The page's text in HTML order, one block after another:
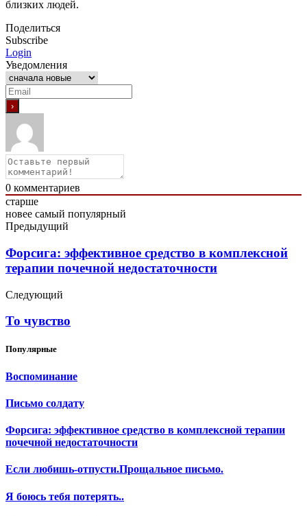
близких людей.
Поделиться
Subscribe
Login
Уведомления
0 комментариев
старше
новее самый популярный
Предыдущий
Форсига: эффективное средство в комплексной
терапии почечной недостаточности
Следующий
То чувство
Популярные
Воспоминание
Письмо солдату
Форсига: эффективное средство в комплексной терапии
почечной недостаточности
Если любишь-отпусти.Прощальное письмо.
Я боюсь тебя потерять..